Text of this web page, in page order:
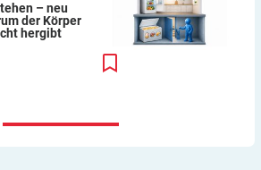
– neu
der Körper
hergibt